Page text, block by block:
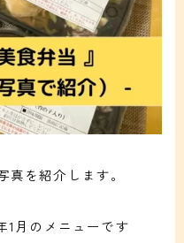
を紹介します。
1月のメニューです